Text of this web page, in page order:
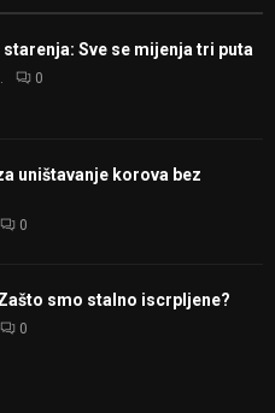
Sve se mijenja tri puta
0
uništavanje korova bez
0
smo stalno iscrpljene?
0